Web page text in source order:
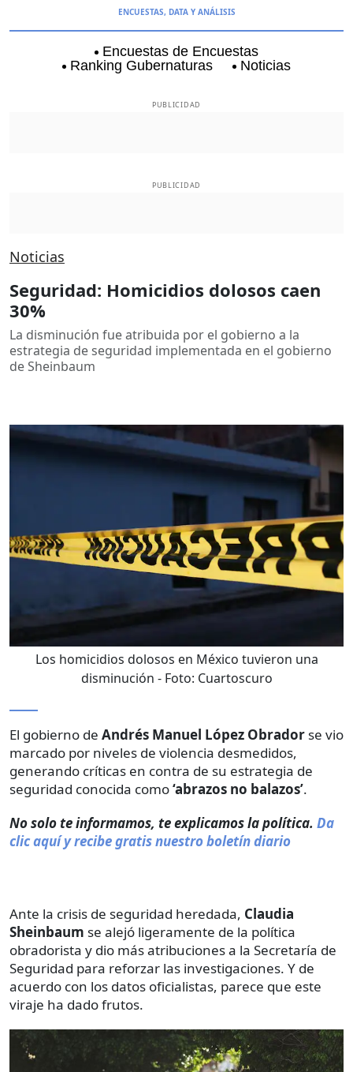
ENCUESTAS, DATA Y ANÁLISIS
Encuestas de Encuestas
Ranking Gubernaturas
Noticias
PUBLICIDAD
PUBLICIDAD
Noticias
Seguridad: Homicidios dolosos caen
30%
La disminución fue atribuida por el gobierno a la
estrategia de seguridad implementada en el gobierno
de Sheinbaum
Los homicidios dolosos en México tuvieron una
disminución - Foto: Cuartoscuro
El gobierno de Andrés Manuel López Obrador se vio
marcado por niveles de violencia desmedidos,
generando críticas en contra de su estrategia de
seguridad conocida como‘abrazos no balazos’.
No solo te informamos, te explicamos la política. Da
clic aquí y recibe gratis nuestro boletín diario
Ante la crisis de seguridad heredada, Claudia
Sheinbaum se alejó ligeramente de la política
obradorista y dio más atribuciones a la Secretaría de
Seguridad para reforzar las investigaciones. Y de
acuerdo con los datos oficialistas, parece que este
viraje ha dado frutos.